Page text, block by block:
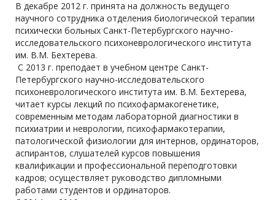
В декабре 2012 г. принята на должность ведущего
научного сотрудника отделения биологической терапии
психически больных Санкт-Петербургского научно-
исследовательского психоневрологического института
им. В.М. Бехтерева.
С 2013 г. преподает в учебном центре Санкт-
Петербургского научно-исследовательского
психоневрологического института им. В.М. Бехтерева,
читает курсы лекций по психофармакогенетике,
современным методам лабораторной диагностики в
психиатрии и неврологии, психофармакотерапии,
патологической физиологии для интернов, ординаторов,
аспирантов, слушателей курсов повышения
квалификации и профессиональной переподготовки
кадров; осуществляет руководство дипломными
работами студентов и ординаторов.